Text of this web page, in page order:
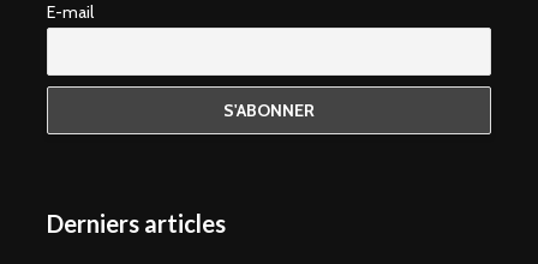
E-mail
Derniers articles